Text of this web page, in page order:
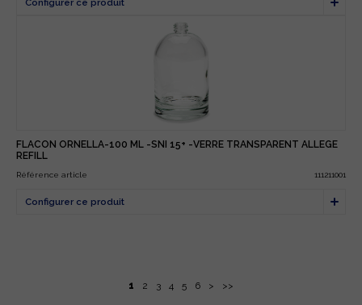
FLACON ORNELLA-100 ML -SNI 15+ -VERRE TRANSPARENT ALLEGE
REFILL
Référence article 111211001
1 2 3 4 5 6 > >>